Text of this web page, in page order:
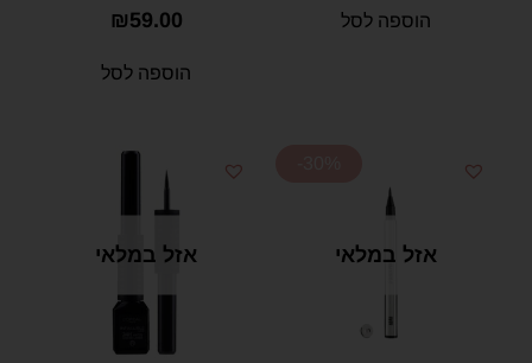
הוספה לסל ₪59.00
הוספה לסל
אזל במלאי אזל במלאי